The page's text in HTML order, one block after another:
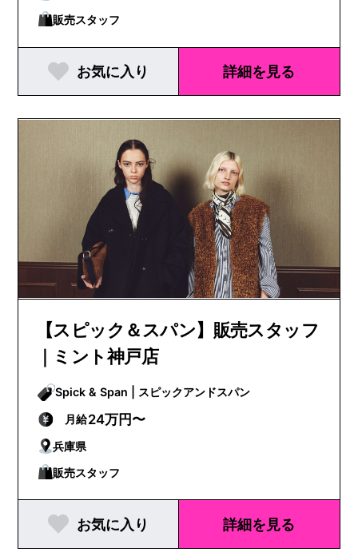
販売スタッフ
お気に入り 詳細を見る
【スピック＆スパン】販売スタッフ
｜ミント神戸店
Spick & Span | スピックアンドスパン
月給24万円〜
兵庫県
販売スタッフ
お気に入り 詳細を見る